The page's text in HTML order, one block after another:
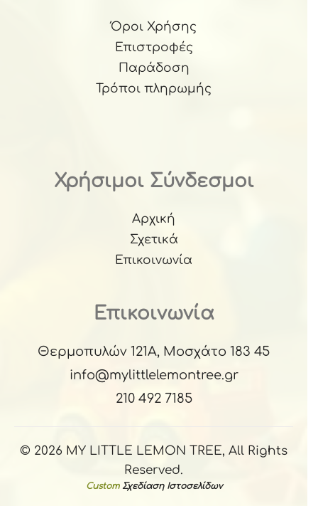
Όροι Χρήσης
Επιστροφές
Παράδοση
Τρόποι πληρωμής
Χρήσιμοι Σύνδεσμοι
Αρχική
Σχετικά
Επικοινωνία
Επικοινωνία
Θερμοπυλών 121Α, Μοσχάτο 183 45
info@mylittlelemontree.gr
210 492 7185
© 2026 MY LITTLE LEMON TREE, All Rights
Reserved.
Custom Σχεδίαση Ιστοσελίδων